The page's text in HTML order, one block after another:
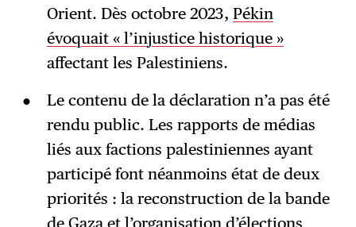
Orient. Dès octobre 2023, Pékin
évoquait « l’injustice historique »
affectant les Palestiniens.
Le contenu de la déclaration n’a pas été
rendu public. Les rapports de médias
liés aux factions palestiniennes ayant
participé font néanmoins état de deux
priorités : la reconstruction de la bande
de Gaza et l’organisation d’élections